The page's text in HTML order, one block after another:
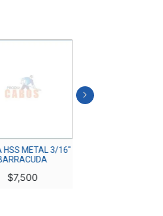
HSS METAL 3/16″
$7,500